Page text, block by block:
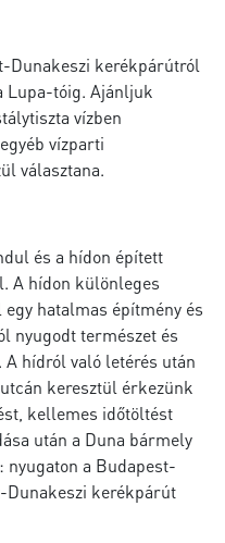
Dunakeszi kerékpárútról
Lupa-tóig. Ajánljuk
vízben
vízparti
választana.
és a hídon épített
A hídon különleges
hatalmas építmény és
nyugodt természet és
hídról való letérés után
keresztül érkezünk
kellemes időtöltést
után a Duna bármely
a Budapest-
Dunakeszi kerékpárút